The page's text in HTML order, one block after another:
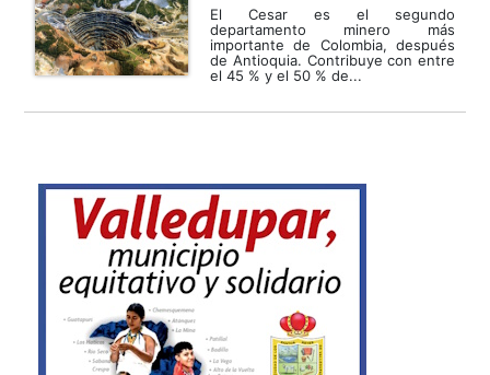
El Cesar es el segundo
departamento minero más
importante de Colombia, después
de Antioquia. Contribuye con entre
el 45 % y el 50 % de...